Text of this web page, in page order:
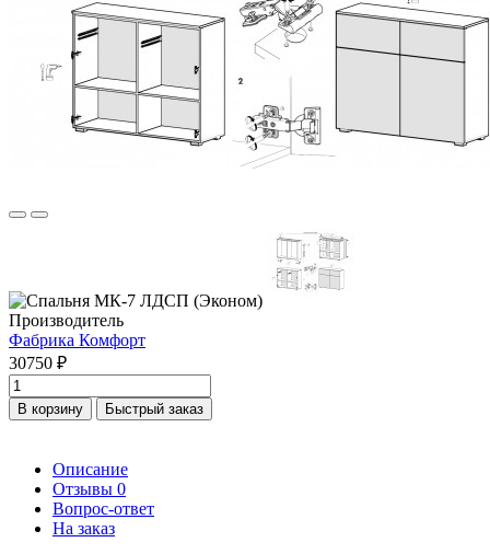
Производитель
Фабрика Комфорт
30750 ₽
В корзину Быстрый заказ
Описание
Отзывы 0
Вопрос-ответ
На заказ